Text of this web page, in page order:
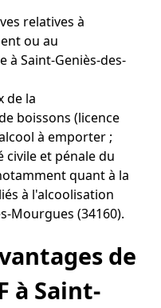
relatives à
ou au
Saint-Geniès-des-
de la
boissons (licence
à emporter ;
civile et pénale du
quant à la
à l'alcoolisation
Mourgues (34160).
de
à Saint-